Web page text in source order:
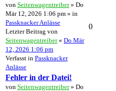
von Seitenwagentreiber» Do
Mär 12, 2026 1:06 pm » in
Passknacker Anlässe
Letzter Beitrag von
Seitenwagentreiber« Do Mär
12, 2026 1:06 pm
Verfasst in Passknacker
Anlässe
0
Fehler in der Datei!
von Seitenwagentreiber» Do